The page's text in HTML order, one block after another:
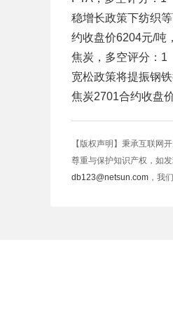
稳增长政策下纺织
约收盘价6204元/吨
焦炭，多空评分：1
宽松政策将提振钢
焦炭2701合约收盘
【版权声明】秉承互联网
尊重与保护知识产权，如
db123@netsun.com ，我